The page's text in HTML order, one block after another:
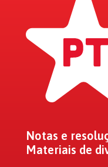
Notas e
Materiais de